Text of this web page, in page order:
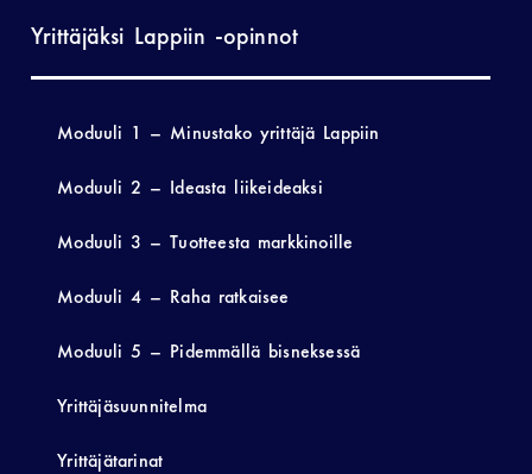
Yrittäjäksi Lappiin -opinnot
Moduuli 1 – Minustako yrittäjä Lappiin
Moduuli 2 – Ideasta liikeideaksi
Moduuli 3 – Tuotteesta markkinoille
Moduuli 4 – Raha ratkaisee
Moduuli 5 – Pidemmällä bisneksessä
Yrittäjäsuunnitelma
Yrittäjätarinat